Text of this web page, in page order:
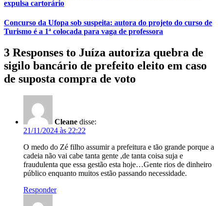
expulsa cartorário
Concurso da Ufopa sob suspeita: autora do projeto do curso de
Turismo é a 1ª colocada para vaga de professora
3 Responses to Juíza autoriza quebra de
sigilo bancário de prefeito eleito em caso
de suposta compra de voto
Cleane disse:
21/11/2024 às 22:22
O medo do Zé filho assumir a prefeitura e tão grande porque a
cadeia não vai cabe tanta gente ,de tanta coisa suja e
fraudulenta que essa gestão esta hoje…Gente rios de dinheiro
público enquanto muitos estão passando necessidade.
Responder